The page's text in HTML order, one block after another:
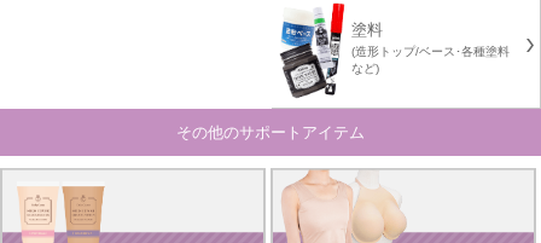
塗料
(造形トップ/ベース･各種塗料
など)
その他のサポートアイテム